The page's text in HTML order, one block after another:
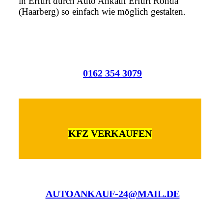
(Haarberg) so einfach wie möglich gestalten.
0162 354 3079
KFZ VERKAUFEN
AUTOANKAUF-24@MAIL.DE